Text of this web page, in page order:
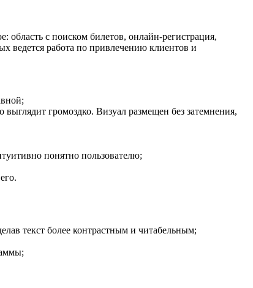
область с поиском билетов, онлайн-регистрация,
ведется работа по привлечению клиентов и
громоздко. Визуал размещен без затемнения,
понятно пользователю;
текст более контрастным и читабельным;